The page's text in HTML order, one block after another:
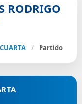
RODRIGO
/ Partido